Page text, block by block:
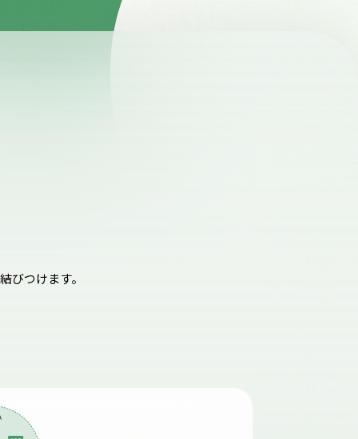
びつけます。